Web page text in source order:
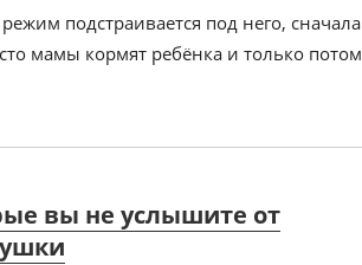
подстраивается под него, сначала
мамы кормят ребёнка и только потом
вы не услышите от